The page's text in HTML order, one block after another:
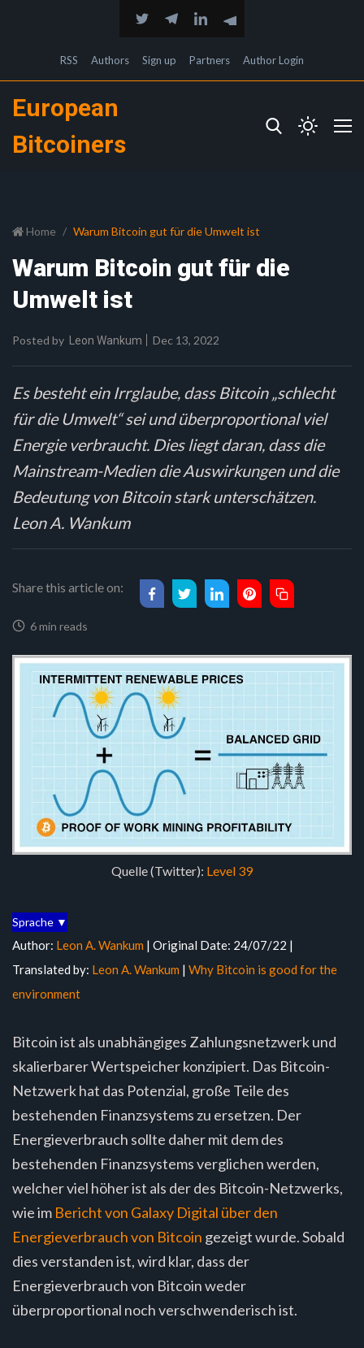
RSS Authors Sign up Partners Author Login
European
Bitcoiners
Home Warum Bitcoin gut für die Umwelt ist
Warum Bitcoin gut für die
Umwelt ist
Posted by Leon Wankum Dec 13, 2022
Es besteht ein Irrglaube, dass Bitcoin „schlecht
für die Umwelt“ sei und überproportional viel
Energie verbraucht. Dies liegt daran, dass die
Mainstream-Medien die Auswirkungen und die
Bedeutung von Bitcoin stark unterschätzen.
Leon A. Wankum
Share this article on:
6 min reads
Quelle (Twitter): Level 39
Sprache ▼
Author: Leon A. Wankum | Original Date: 24/07/22 |
Translated by: Leon A. Wankum | Why Bitcoin is good for the
environment
Bitcoin ist als unabhängiges Zahlungsnetzwerk und
skalierbarer Wertspeicher konzipiert. Das Bitcoin-
Netzwerk hat das Potenzial, große Teile des
bestehenden Finanzsystems zu ersetzen. Der
Energieverbrauch sollte daher mit dem des
bestehenden Finanzsystems verglichen werden,
welcher viel höher ist als der des Bitcoin-Netzwerks,
wie im Bericht von Galaxy Digital über den
Energieverbrauch von Bitcoin gezeigt wurde. Sobald
dies verstanden ist, wird klar, dass der
Energieverbrauch von Bitcoin weder
überproportional noch verschwenderisch ist.